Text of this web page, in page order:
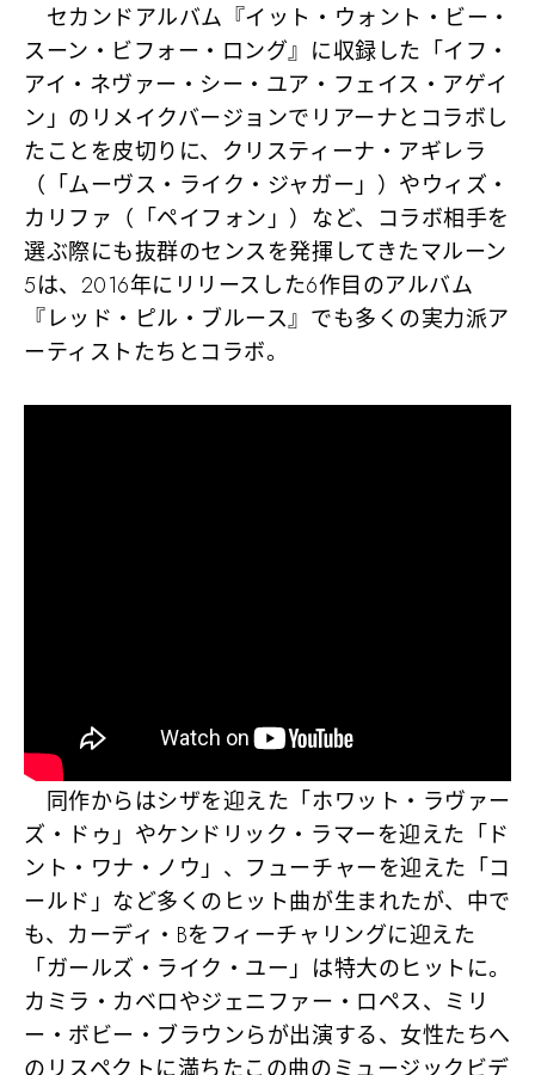
セカンドアルバム『イット・ウォント・ビー・
スーン・ビフォー・ロング』に収録した「イフ・
アイ・ネヴァー・シー・ユア・フェイス・アゲイ
ン」のリメイクバージョンでリアーナとコラボし
たことを皮切りに、クリスティーナ・アギレラ
（「ムーヴス・ライク・ジャガー」）やウィズ・
カリファ（「ペイフォン」）など、コラボ相手を
選ぶ際にも抜群のセンスを発揮してきたマルーン
5は、2016年にリリースした6作目のアルバム
『レッド・ピル・ブルース』でも多くの実力派ア
ーティストたちとコラボ。
同作からはシザを迎えた 「ホワット・ラヴァー
ズ・ドゥ」 やケンドリック・ラマーを迎えた 「ド
ント・ワナ・ノウ」 、フューチャーを迎えた 「コ
ールド」 など多くのヒット曲が生まれたが、中で
も、カーディ・Bをフィーチャリングに迎えた
「ガールズ・ライク・ユー」 は特大のヒットに。
カミラ・カベロやジェニファー・ロペス、ミリ
ー・ボビー・ブラウンらが出演する、女性たちへ